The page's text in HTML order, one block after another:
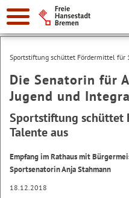
Suche:
Sportstiftung schüttet Fördermittel für
Die Senatorin für
Jugend und
Sportstiftung schüttet
Talente aus
Empfang im Rathaus mit
Sportsenatorin Anja Stahmann
18.12.2018